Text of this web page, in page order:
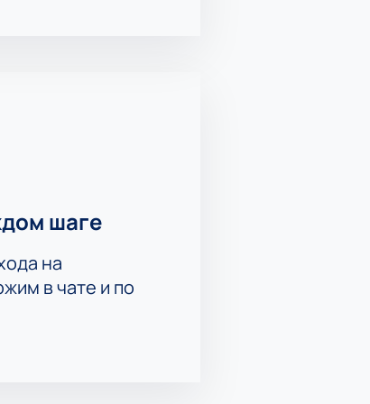
шаге
на
в чате и по